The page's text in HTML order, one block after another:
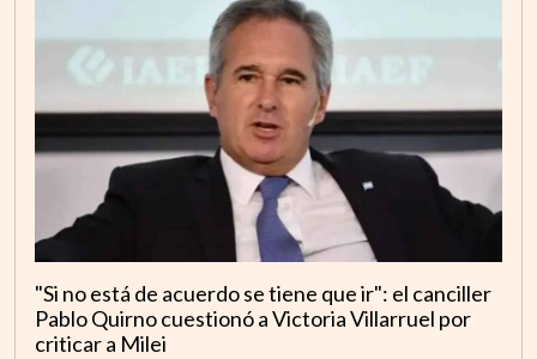
"Si no está de acuerdo se tiene que ir": el canciller
Pablo Quirno cuestionó a Victoria Villarruel por
criticar a Milei